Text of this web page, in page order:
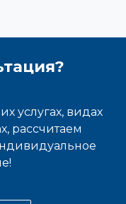
услугах, видах
рассчитаем